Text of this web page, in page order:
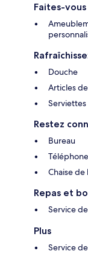
Faites-
Douche
Articles
Serviettes
Restez
Bureau
Téléphone
Chaise de
Repas et
Service
Plus
Service